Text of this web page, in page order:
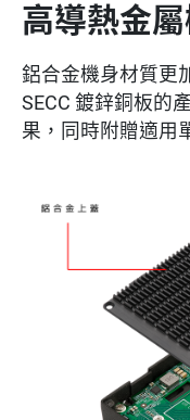
高導熱金
鋁合金機身材質更
SECC 鍍鋅銅板的
果，同時附贈適用